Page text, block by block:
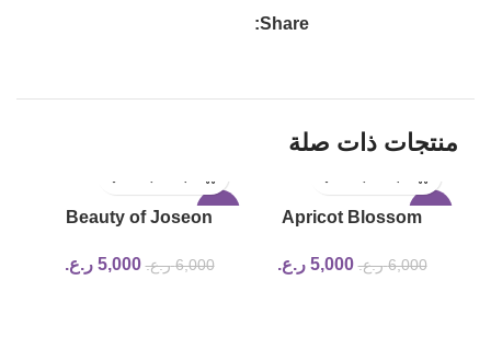
Share:
منتجات ذات صلة
-17%
Apricot Blossom
joseon 6,000 ر.ع. 5,000 ر.ع.
-17%
Beauty of Joseon
+ Snail Mucin | 30ml
6,000 ر.ع. 5,000 ر.ع.